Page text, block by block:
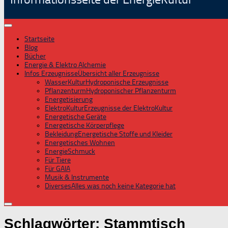
Startseite
Blog
Bücher
Energie & Elektro Alchemie
Infos ErzeugnisseÜbersicht aller Erzeugnisse
WasserKulturHydroponische Erzeugnisse
PflanzenturmHydroponischer Pflanzenturm
Energetisierung
ElektroKulturErzeugnisse der ElektroKultur
Energetische Geräte
Energetische Körperpflege
BekleidungEnergetische Stoffe und Kleider
Energetisches Wohnen
EnergieSchmuck
Für Tiere
Für GAIA
Musik & Instrumente
DiversesAlles was noch keine Kategorie hat
Schlagwörter: Stammtisch